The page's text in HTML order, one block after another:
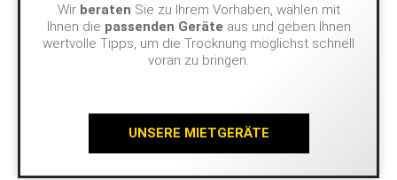
Wir beraten Sie zu Ihrem Vorhaben, wählen mit
Ihnen die passenden Geräte aus und geben Ihnen
wertvolle Tipps, um die Trocknung möglichst schnell
voran zu bringen.
UNSERE MIETGERÄTE